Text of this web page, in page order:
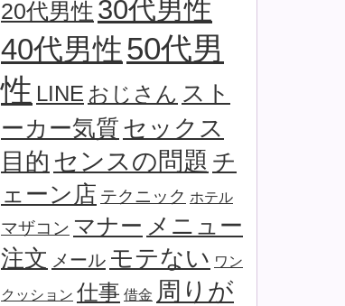
20代男性 30代男性
40代男性50代男
性 LINE おじさん スト
ーカー気質 セックス
目的 センスの問題 チ
ェーン店 テクニック ホテル
マザコン マナー メニュー
注文 メール モテない ワン
クッション 仕事 借金 周りが